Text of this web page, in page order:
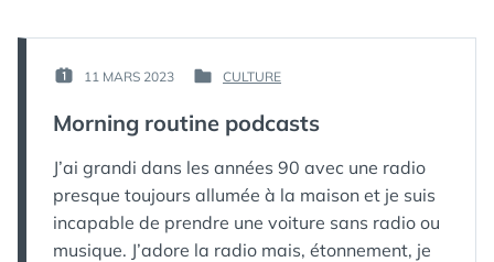
PUBLIÉ
11 MARS 2023
PAR :
МЁРТВЫЙ
ПИНГВИН
PUBLIÉ
CULTURE
Morning routine podcasts
J’ai grandi dans les années 90 avec une radio
presque toujours allumée à la maison et je suis
incapable de prendre une voiture sans radio ou
musique. J’adore la radio mais, étonnement, je